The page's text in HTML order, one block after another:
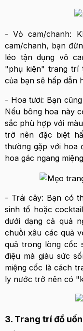
- Vỏ cam/chanh:
cam/chanh, bạn
léo tận dụng vỏ
"phụ kiện" trang trí
của bạn sẽ hấp dẫn
- Hoa tươi: Bạn
Nếu bông hoa này
sắc phù hợp với
trở nên đặc biệt
thường gặp với hoa
hoa gác ngang
- Trái cây: Bạn có
sinh tố hoặc
dưới dạng cả quả
chuỗi xâu các quả
quả trong lòng cốc
điệu mà giàu sức
miệng cốc là cách
ly nước trở nên có
3. Trang trí đồ